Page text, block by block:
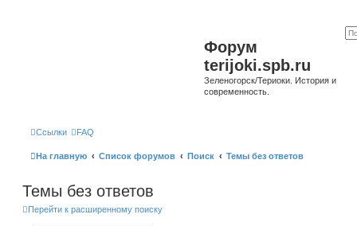
Форум
terijoki.spb.ru
Зеленогорск/Териоки. История и
современность.
Ссылки FAQ
На главную Список форумов Поиск Темы без ответов
Темы без ответов
Перейти к расширенному поиску